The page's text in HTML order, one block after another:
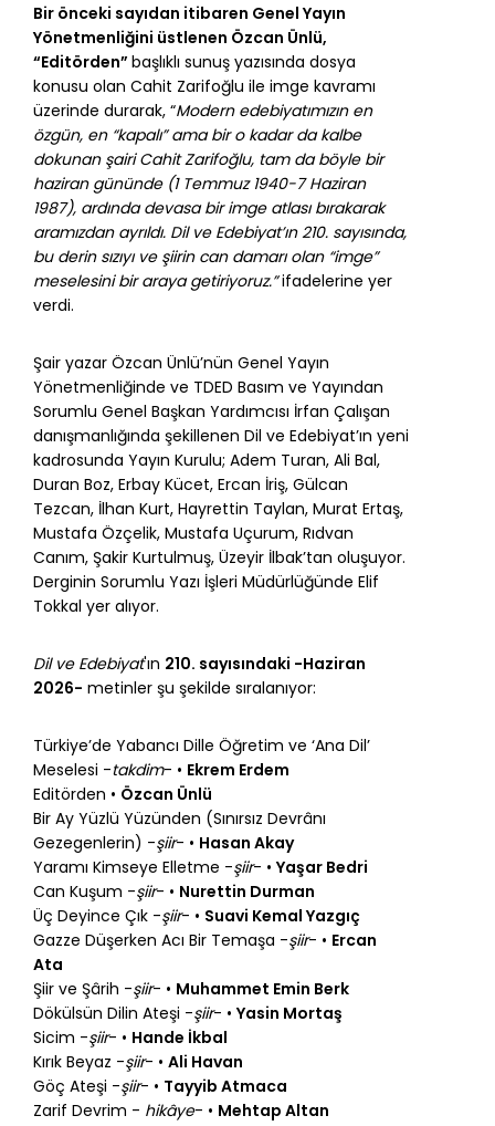
Bir önceki sayıdan itibaren Genel Yayın
Yönetmenliğini üstlenen Özcan Ünlü,
“Editörden” başlıklı sunuş yazısında dosya
konusu olan Cahit Zarifoğlu ile imge kavramı
üzerinde durarak, “Modern edebiyatımızın en
özgün, en “kapalı” ama bir o kadar da kalbe
dokunan şairi Ca­hit Zarifoğlu, tam da böyle bir
haziran gününde (1 Temmuz 1940-7 Haziran
1987), ardında devasa bir imge atlası bırakarak
aramızdan ayrıldı. Dil ve Edebiyat’ın 210. sayısında,
bu derin sızıyı ve şiirin can damarı olan “imge”
mese­lesini bir araya getiriyoruz.”ifadelerine yer
verdi.
Şair yazar Özcan Ünlü’nün Genel Yayın
Yönetmenliğinde ve TDED Basım ve Yayından
Sorumlu Genel Başkan Yardımcısı İrfan Çalışan
danışmanlığında şekillenen Dil ve Edebiyat’ın yeni
kadrosunda Yayın Kurulu; Adem Turan, Ali Bal,
Duran Boz, Erbay Kücet, Ercan İriş, Gülcan
Tezcan, İlhan Kurt, Hayrettin Taylan, Murat Ertaş,
Mustafa Özçelik, Mustafa Uçurum, Rıdvan
Canım, Şakir Kurtulmuş, Üzeyir İlbak’tan oluşuyor.
Derginin Sorumlu Yazı İşleri Müdürlüğünde Elif
Tokkal yer alıyor.
Dil ve Edebiyat'ın 210. sayısındaki -Haziran
2026- metinler şu şekilde sıralanıyor:
Türkiye’de Yabancı Dille Öğretim ve ‘Ana Dil’
Meselesi -takdim- • Ekrem Erdem
Editörden • Özcan Ünlü
Bir Ay Yüzlü Yüzünden (Sınırsız Devrânı
Gezegenlerin) -şiir- • Hasan Akay
Yaramı Kimseye Elletme -şiir- •Yaşar Bedri
Can Kuşum -şiir- • Nurettin Durman
Üç Deyince Çık -şiir- • Suavi Kemal Yazgıç
Gazze Düşerken Acı Bir Temaşa -şiir- • Ercan
Ata
Şiir ve Şârih -şiir- • Muhammet Emin Berk
Dökülsün Dilin Ateşi -şiir- •Yasin Mortaş
Sicim -şiir- • Hande İkbal
Kırık Beyaz -şiir- • Ali Havan
Göç Ateşi -şiir- • Tayyib Atmaca
Zarif Devrim - hikâye- • Mehtap Altan